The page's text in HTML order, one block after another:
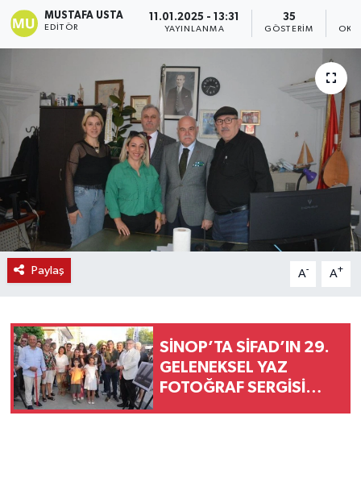
MUSTAFA USTA
EDITÖR
11.01.2025 - 13:31
YAYINLANMA
35
GÖSTERIM
Paylaş A- A+
SİNOP’TA SİFAD’IN 29.
GELENEKSEL YAZ
FOTOĞRAF SERGİSİ